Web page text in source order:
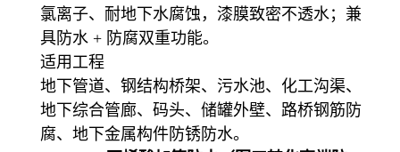
氯离子、耐地下水腐蚀，漆膜致密不透水；兼
具防水 + 防腐双重功能。
适用工程
地下管道、钢结构桥架、污水池、化工沟渠、
地下综合管廊、码头、储罐外壁、路桥钢筋防
腐、地下金属构件防锈防水。